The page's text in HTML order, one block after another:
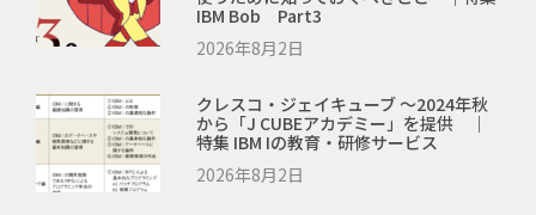
IBM Bob Part3
2026年8月2日
クレスコ・ジェイキューブ ～2024年秋
から「J CUBEアカデミー」を提供 ｜
特集 IBM Iの教育・研修サービス
2026年8月2日